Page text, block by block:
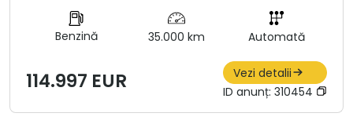
Benzină 35.000 km Automată
114.997 EUR
Vezi detalii
ID anunț: 310454